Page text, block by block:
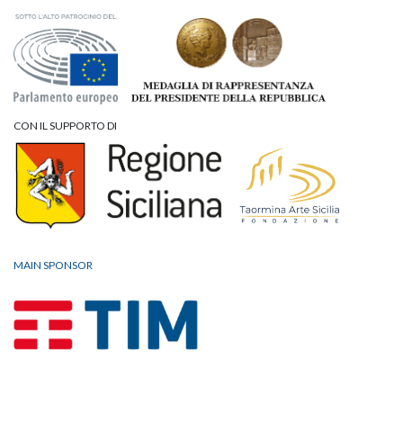
CON IL SUPPORTO DI
MAIN SPONSOR